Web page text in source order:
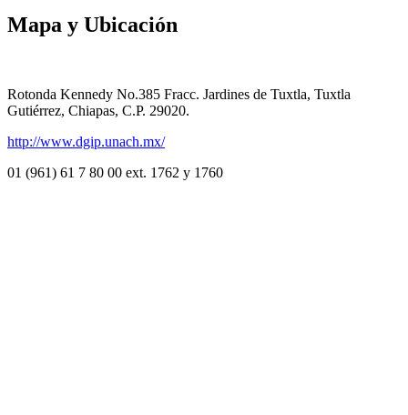
Mapa y Ubicación
Rotonda Kennedy No.385 Fracc. Jardines de Tuxtla, Tuxtla
Gutiérrez, Chiapas, C.P. 29020.
http://www.dgip.unach.mx/
01 (961) 61 7 80 00 ext. 1762 y 1760